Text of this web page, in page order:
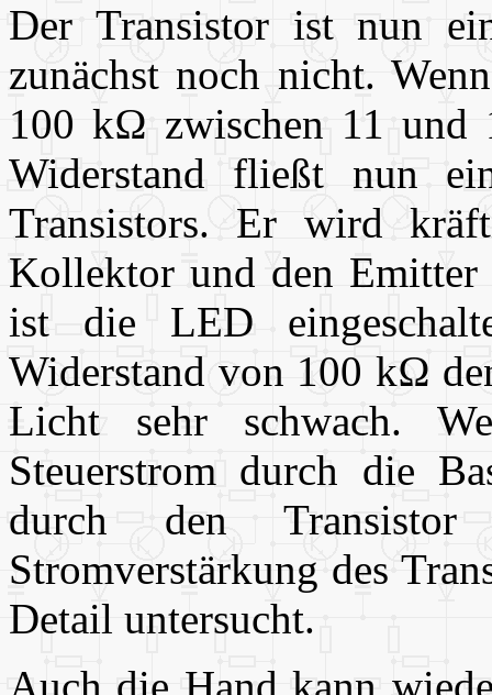
Der Transistor ist nun
zunächst noch nicht.
100 kΩ zwischen 11 und
Widerstand fließt nun
Transistors. Er wird
Kollektor und den
ist die LED
Widerstand von 100 kΩ
Licht sehr schwach.
Steuerstrom durch die
durch den
Stromverstärkung des
Detail untersucht.